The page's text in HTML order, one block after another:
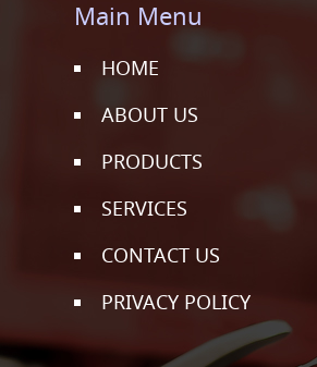
Main Menu
HOME
ABOUT US
PRODUCTS
SERVICES
CONTACT US
PRIVACY POLICY